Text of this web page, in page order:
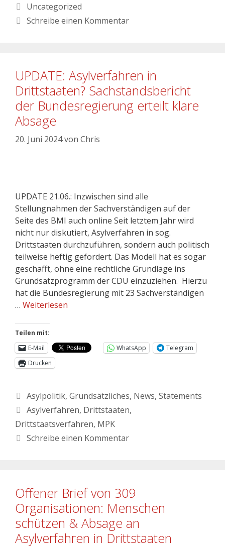
Uncategorized
Schreibe einen Kommentar
UPDATE: Asylverfahren in
Drittstaaten? Sachstandsbericht
der Bundesregierung erteilt klare
Absage
20. Juni 2024von Chris
UPDATE 21.06.: Inzwischen sind alle
Stellungnahmen der Sachverständigen auf der
Seite des BMI auch online Seit letztem Jahr wird
nicht nur diskutiert, Asylverfahren in sog.
Drittstaaten durchzuführen, sondern auch politisch
teilweise heftig gefordert. Das Modell hat es sogar
geschafft, ohne eine rechtliche Grundlage ins
Grundsatzprogramm der CDU einzuziehen. Hierzu
hat die Bundesregierung mit 23 Sachverständigen
… Weiterlesen
Teilen mit:
E-Mail
WhatsApp
Telegram
Drucken
Asylpolitik, Grundsätzliches, News, Statements
Asylverfahren, Drittstaaten,
Drittstaatsverfahren, MPK
Schreibe einen Kommentar
Offener Brief von 309
Organisationen: Menschen
schützen & Absage an
Asylverfahren in Drittstaaten